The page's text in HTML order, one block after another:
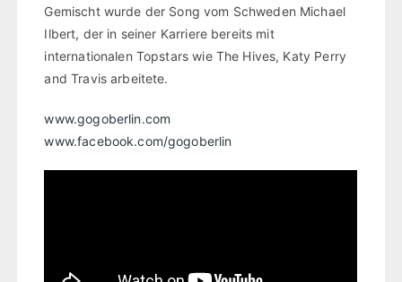
Gemischt wurde der Song vom Schweden Michael
Ilbert, der in seiner Karriere bereits mit
internationalen Topstars wie The Hives, Katy Perry
and Travis arbeitete.
www.gogoberlin.com
www.facebook.com/gogoberlin